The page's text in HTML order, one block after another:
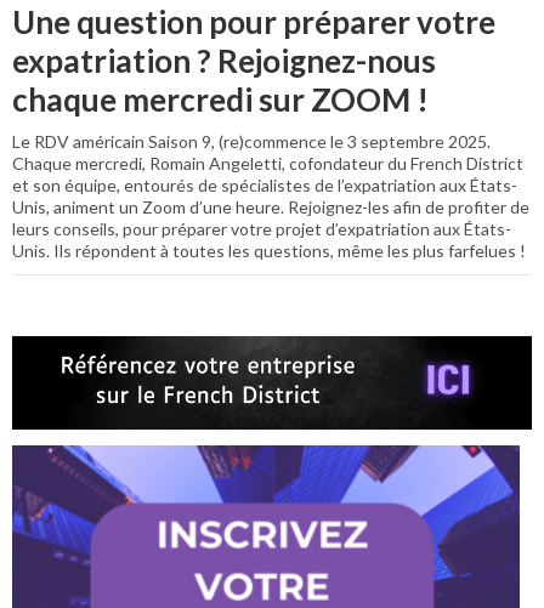
Une question pour préparer votre
expatriation ? Rejoignez-nous
chaque mercredi sur ZOOM !
Le RDV américain Saison 9, (re)commence le 3 septembre 2025.
Chaque mercredi, Romain Angeletti, cofondateur du French District
et son équipe, entourés de spécialistes de l’expatriation aux États-
Unis, animent un Zoom d’une heure. Rejoignez-les afin de profiter de
leurs conseils, pour préparer votre projet d’expatriation aux États-
Unis. Ils répondent à toutes les questions, même les plus farfelues !